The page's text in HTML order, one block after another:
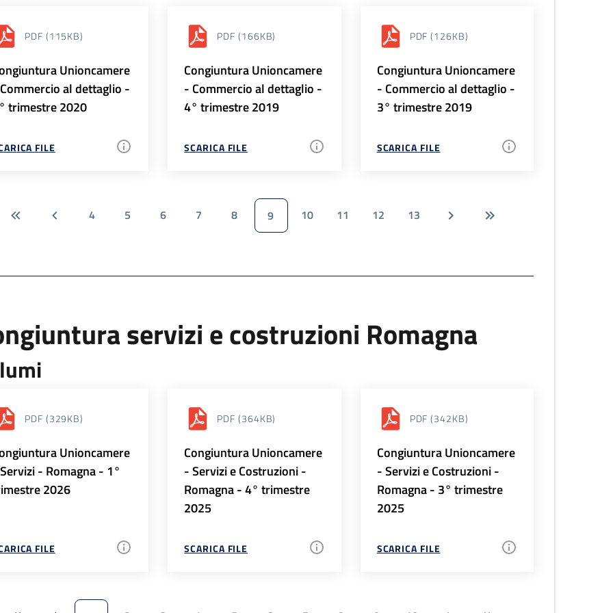
PDF (115KB)
Unioncamere
al dettaglio -
trimestre 2020
FILE
PDF (166KB)
Congiuntura Unioncamere
- Commercio al dettaglio -
4° trimestre 2019
SCARICA FILE
PDF (126KB)
Congiuntura Unioncamere
- Commercio al dettaglio -
3° trimestre 2019
SCARICA FILE
4 5 6 7 8 9 10 11 12 13
servizi e costruzioni Romagna
PDF (329KB)
Unioncamere
- Romagna - 1°
2026
FILE
PDF (364KB)
Congiuntura Unioncamere
- Servizi e Costruzioni -
Romagna - 4° trimestre
2025
SCARICA FILE
PDF (342KB)
Congiuntura Unioncamere
- Servizi e Costruzioni -
Romagna - 3° trimestre
2025
SCARICA FILE